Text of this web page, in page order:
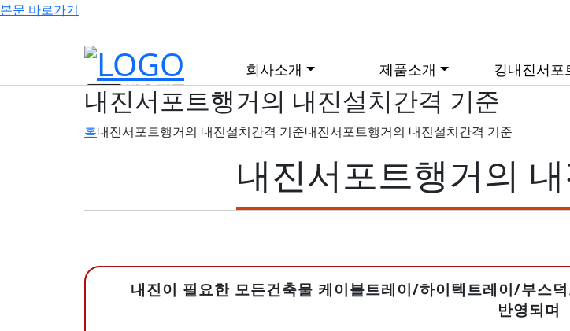
본문 바로가기
회사소개
인사말/연혁
인증/특허
제품소개
킹내진서포트행거
킹내진연결조인트
킹박스렁
킹내진서포
[내진]설계반
면
비구조요소
인서(구조검
[내진]정보
셈
[내진]시험
내진서포트행거의 내진설치간격 기준
홈내진서포트행거의 내진설치간격 기준내진서포트행거의 내진설치간격 기준
내진서포트행거의
내진이 필요한 모든건축물 케이블트레이/하이텍트레이/부스
반영되며